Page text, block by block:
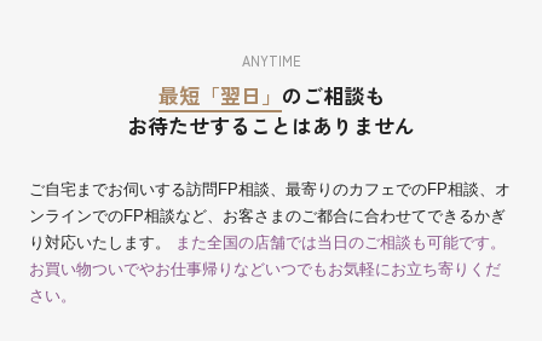
ANYTIME
最短「翌日」 のご相談も
お待たせすることはありません
ご自宅までお伺いする訪問FP相談、最寄りのカフェでのFP相談、オ
ンラインでのFP相談など、お客さまのご都合に合わせてできるかぎ
り対応いたします。
また全国の店舗では当日のご相談も可能です。
お買い物ついでやお仕事帰りなどいつでもお気軽にお立ち寄りくだ
さい。